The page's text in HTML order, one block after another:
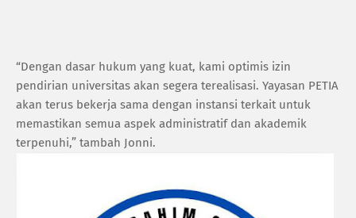
“Dengan dasar hukum yang kuat, kami optimis izin
pendirian universitas akan segera terealisasi. Yayasan PETIA
akan terus bekerja sama dengan instansi terkait untuk
memastikan semua aspek administratif dan akademik
terpenuhi,” tambah Jonni.